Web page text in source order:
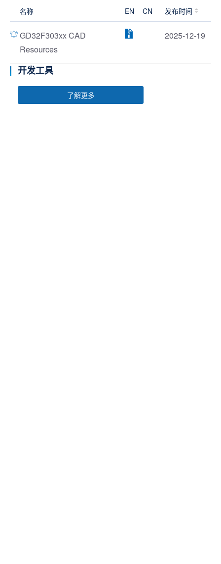
名称 EN CN 发布时间
GD32F303xx CAD
Resources
2025-12-19
开发工具
了解更多